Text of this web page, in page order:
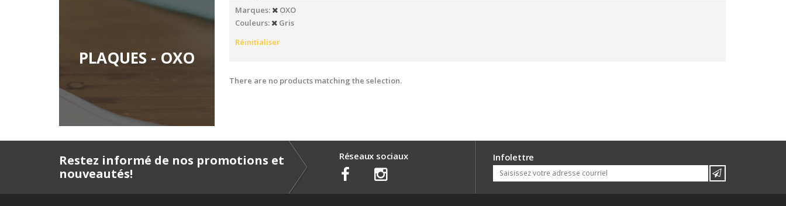
PLAQUES - OXO
Marques:
OXO
Couleurs:
Gris
Réinitialiser
There are no products matching the selection.
Restez informé de nos promotions et
nouveautés!
Réseaux sociaux Infolettre